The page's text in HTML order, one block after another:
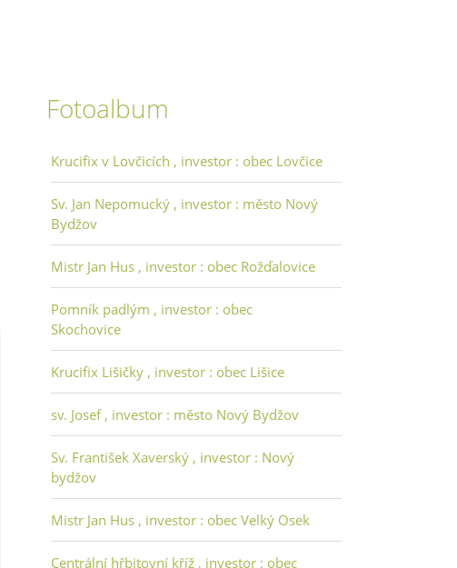
Fotoalbum
Krucifix v Lovčicích , investor : obec Lovčice
Sv. Jan Nepomucký , investor : město Nový
Bydžov
Mistr Jan Hus , investor : obec Rožďalovice
Pomník padlým , investor : obec
Skochovice
Krucifix Lišičky , investor : obec Lišice
sv. Josef , investor : město Nový Bydžov
Sv. František Xaverský , investor : Nový
bydžov
Mistr Jan Hus , investor : obec Velký Osek
Centrální hřbitovní kříž , investor : obec